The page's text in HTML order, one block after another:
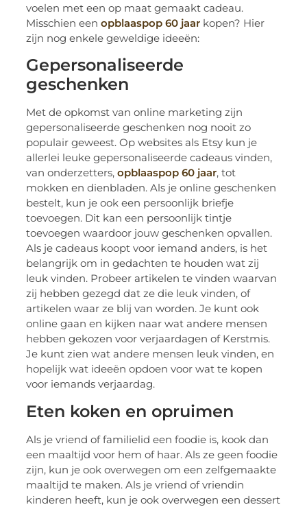
voelen met een op maat gemaakt cadeau.
Misschien eenopblaaspop 60 jaar kopen? Hier
zijn nog enkele geweldige ideeën:
Gepersonaliseerde
geschenken
Met de opkomst van online marketing zijn
gepersonaliseerde geschenken nog nooit zo
populair geweest. Op websites als Etsy kun je
allerlei leuke gepersonaliseerde cadeaus vinden,
van onderzetters,opblaaspop 60 jaar, tot
mokken en dienbladen. Als je online geschenken
bestelt, kun je ook een persoonlijk briefje
toevoegen. Dit kan een persoonlijk tintje
toevoegen waardoor jouw geschenken opvallen.
Als je cadeaus koopt voor iemand anders, is het
belangrijk om in gedachten te houden wat zij
leuk vinden. Probeer artikelen te vinden waarvan
zij hebben gezegd dat ze die leuk vinden, of
artikelen waar ze blij van worden. Je kunt ook
online gaan en kijken naar wat andere mensen
hebben gekozen voor verjaardagen of Kerstmis.
Je kunt zien wat andere mensen leuk vinden, en
hopelijk wat ideeën opdoen voor wat te kopen
voor iemands verjaardag.
Eten koken en opruimen
Als je vriend of familielid een foodie is, kook dan
een maaltijd voor hem of haar. Als ze geen foodie
zijn, kun je ook overwegen om een zelfgemaakte
maaltijd te maken. Als je vriend of vriendin
kinderen heeft, kun je ook overwegen een dessert